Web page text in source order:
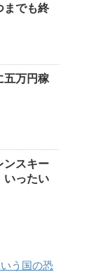
までも終
五万円稼
ンスキー
ったい
う国の恐